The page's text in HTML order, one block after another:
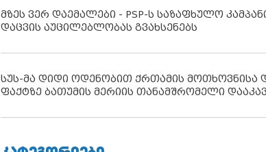
მზეს ვერ დაემალები - PSP-ს საზაფხულო
დაცვის აუცილებლობას გვახსენებს
სუს-მა დიდი ოდენობით ქრთამის მოთხოვნისა
ფაქტზე ბათუმის მერიის თანამშრომელი